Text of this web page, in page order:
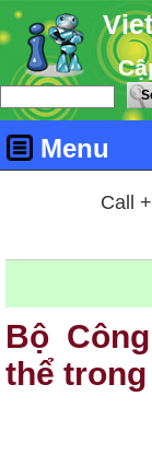
Menu
Call
Bộ
thể